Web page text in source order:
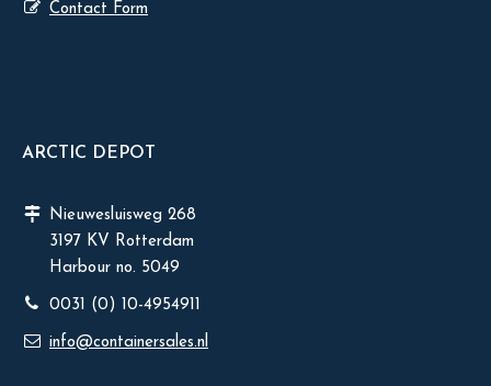
Contact Form
ARCTIC DEPOT
Nieuwesluisweg 268
3197 KV Rotterdam
Harbour no. 5049
0031 (0) 10-4954911
info@containersales.nl